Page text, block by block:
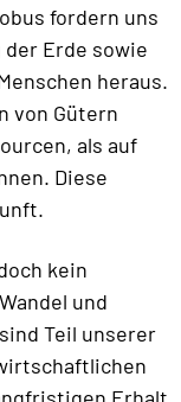
fordern uns
Erde sowie
heraus.
von Gütern
als auf
Diese
kein
und
Teil unserer